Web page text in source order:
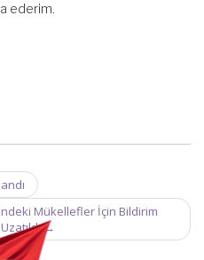
ederim.
Mükellefler İçin Bildirim
→